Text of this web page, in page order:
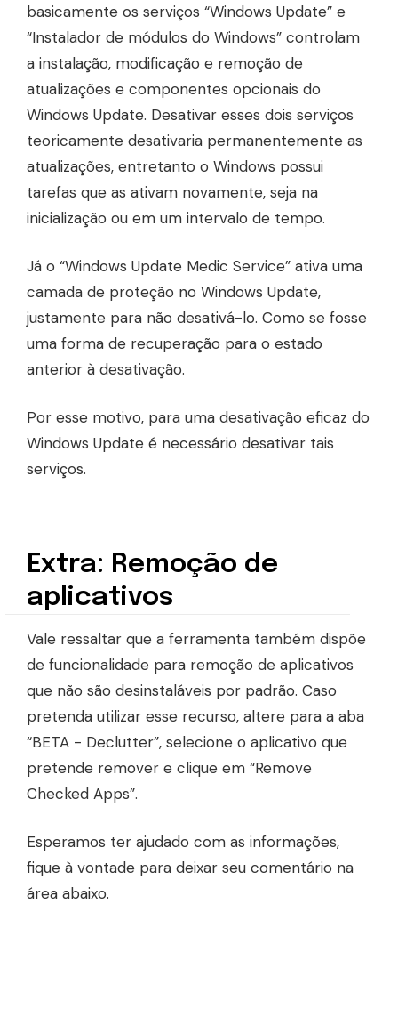
basicamente os serviços “Windows Update” e
“Instalador de módulos do Windows” controlam
a instalação, modificação e remoção de
atualizações e componentes opcionais do
Windows Update. Desativar esses dois serviços
teoricamente desativaria permanentemente as
atualizações, entretanto o Windows possui
tarefas que as ativam novamente, seja na
inicialização ou em um intervalo de tempo.
Já o “Windows Update Medic Service” ativa uma
camada de proteção no Windows Update,
justamente para não desativá-lo. Como se fosse
uma forma de recuperação para o estado
anterior à desativação.
Por esse motivo, para uma desativação eficaz do
Windows Update é necessário desativar tais
serviços.
Extra: Remoção de
aplicativos
Vale ressaltar que a ferramenta também dispõe
de funcionalidade para remoção de aplicativos
que não são desinstaláveis por padrão. Caso
pretenda utilizar esse recurso, altere para a aba
“BETA - Declutter”, selecione o aplicativo que
pretende remover e clique em “Remove
Checked Apps”.
Esperamos ter ajudado com as informações,
fique à vontade para deixar seu comentário na
área abaixo.